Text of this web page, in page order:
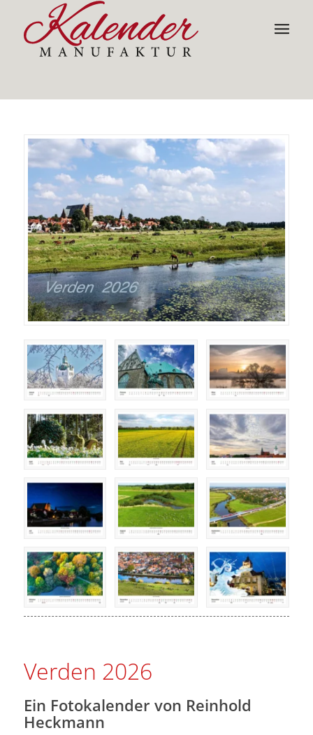
Verden 2026
Ein Fotokalender von Reinhold
Heckmann